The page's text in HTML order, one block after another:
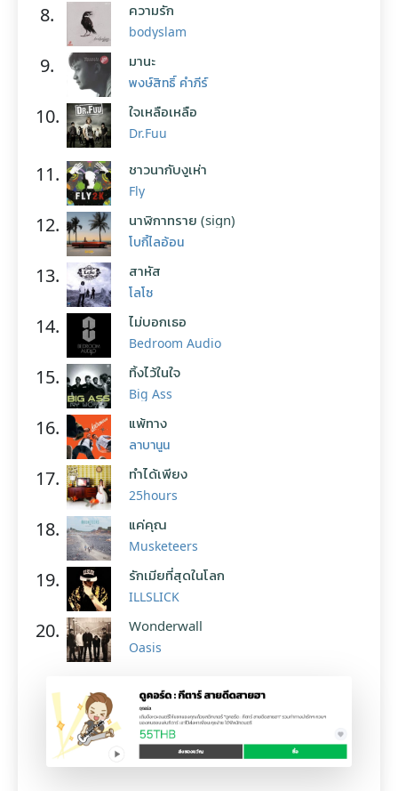
8. ความรัก
bodyslam
9. มานะ
พงษ์สิทธิ์ คำภีร์
10. ใจเหลือเหลือ
Dr.Fuu
11. ชาวนากับงูเห่า
Fly
12. นาฬิกาทราย (sign)
โบกี้ไลอ้อน
13. สาหัส
โลโซ
14. ไม่บอกเธอ
Bedroom Audio
15. ทิ้งไว้ในใจ
Big Ass
16. แพ้ทาง
ลาบานูน
17. ทำได้เพียง
25hours
18. แค่คุณ
Musketeers
19. รักเมียที่สุดในโลก
ILLSLICK
20. Wonderwall
Oasis